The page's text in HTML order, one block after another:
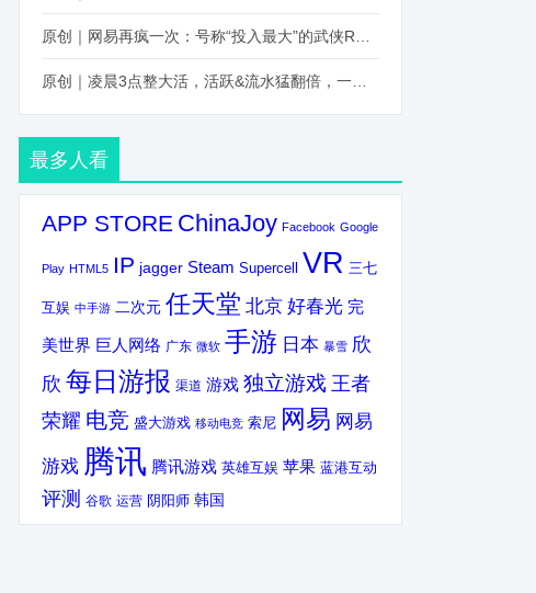
最多人看
APP STORE ChinaJoy Facebook Google
Play HTML5 IP jagger Steam Supercell VR 三七
互娱 中手游 二次元 任天堂 北京 好春光 完
美世界 巨人网络 广东 微软 手游 日本 暴雪 欣
欣 每日游报 渠道 游戏 独立游戏 王者
荣耀 电竞 盛大游戏 移动电竞 索尼 网易 网易
游戏 腾讯 腾讯游戏 英雄互娱 苹果 蓝港互动
评测 谷歌 运营 阴阳师 韩国